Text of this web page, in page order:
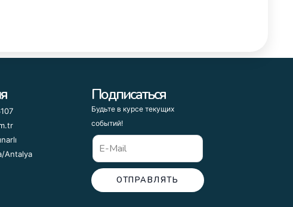
Antalya
Подписаться
Будьте в курсе текущих
событий!
ОТПРАВЛЯТЬ